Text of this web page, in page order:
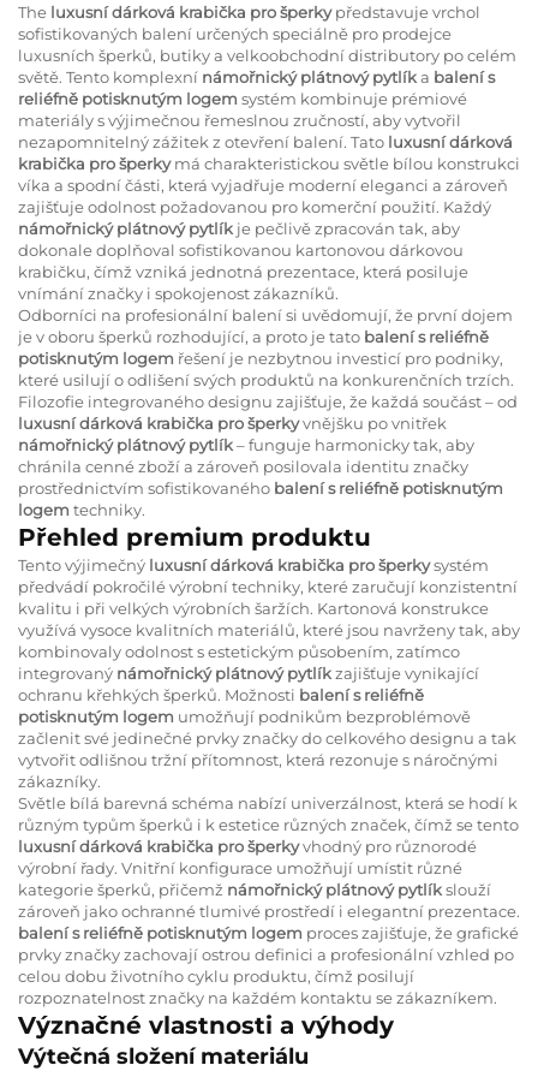
The luxusní dárková krabička pro šperkypředstavuje vrchol
sofistikovaných balení určených speciálně pro prodejce
luxusních šperků, butiky a velkoobchodní distributory po celém
světě. Tento komplexní námořnický plátnový pytlíka balení s
reliéfně potisknutým logem systém kombinuje prémiové
materiály s výjimečnou řemeslnou zručností, aby vytvořil
nezapomnitelný zážitek z otevření balení. Tato luxusní dárková
krabička pro šperkymá charakteristickou světle bílou konstrukci
víka a spodní části, která vyjadřuje moderní eleganci a zároveň
zajišťuje odolnost požadovanou pro komerční použití. Každý
námořnický plátnový pytlík je pečlivě zpracován tak, aby
dokonale doplňoval sofistikovanou kartonovou dárkovou
krabičku, čímž vzniká jednotná prezentace, která posiluje
vnímání značky i spokojenost zákazníků.
Odborníci na profesionální balení si uvědomují, že první dojem
je v oboru šperků rozhodující, a proto je tato balení s reliéfně
potisknutým logem řešení je nezbytnou investicí pro podniky,
které usilují o odlišení svých produktů na konkurenčních trzích.
Filozofie integrovaného designu zajišťuje, že každá součást – od
luxusní dárková krabička pro šperkyvnějšku po vnitřek
námořnický plátnový pytlík– funguje harmonicky tak, aby
chránila cenné zboží a zároveň posilovala identitu značky
prostřednictvím sofistikovaného balení s reliéfně potisknutým
logem techniky.
Přehled premium produktu
Tento výjimečný luxusní dárková krabička pro šperkysystém
předvádí pokročilé výrobní techniky, které zaručují konzistentní
kvalitu i při velkých výrobních šaržích. Kartonová konstrukce
využívá vysoce kvalitních materiálů, které jsou navrženy tak, aby
kombinovaly odolnost s estetickým působením, zatímco
integrovaný námořnický plátnový pytlíkzajišťuje vynikající
ochranu křehkých šperků. Možnosti balení s reliéfně
potisknutým logem umožňují podnikům bezproblémově
začlenit své jedinečné prvky značky do celkového designu a tak
vytvořit odlišnou tržní přítomnost, která rezonuje s náročnými
zákazníky.
Světle bílá barevná schéma nabízí univerzálnost, která se hodí k
různým typům šperků i k estetice různých značek, čímž se tento
luxusní dárková krabička pro šperkyvhodný pro různorodé
výrobní řady. Vnitřní konfigurace umožňují umístit různé
kategorie šperků, přičemž námořnický plátnový pytlíkslouží
zároveň jako ochranné tlumivé prostředí i elegantní prezentace.
balení s reliéfně potisknutým logem proces zajišťuje, že grafické
prvky značky zachovají ostrou definici a profesionální vzhled po
celou dobu životního cyklu produktu, čímž posilují
rozpoznatelnost značky na každém kontaktu se zákazníkem.
Význačné vlastnosti a výhody
Výtečná složení materiálu